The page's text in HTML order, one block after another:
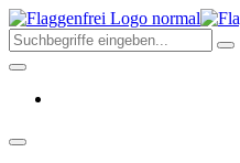
Skip
to
the
content